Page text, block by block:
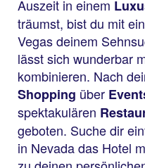
Auszeit in einem
träumst, bist du mit
Vegas deinem
lässt sich wunderbar
kombinieren. Nach
Shopping über
spektakulären
geboten. Suche dir
in Nevada das Hotel